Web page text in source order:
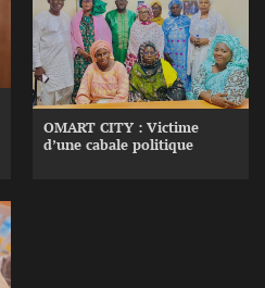
OMART CITY : Victime
d’une cabale politique